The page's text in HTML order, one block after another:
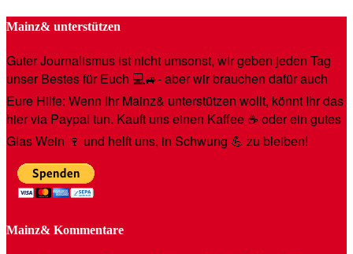
Mainz& unterstützen
Guter Journalismus ist nicht umsonst, wir geben jeden Tag
unser Bestes für Euch 💻🚙- aber wir brauchen dafür auch
Eure Hilfe: Wenn Ihr Mainz& unterstützen wollt, könnt Ihr das
hier via Paypal tun. Kauft uns einen Kaffee ☕️ oder ein gutes
Glas Wein 🍷 und helft uns, in Schwung 💪 zu bleiben!
Mainz& Kommentare